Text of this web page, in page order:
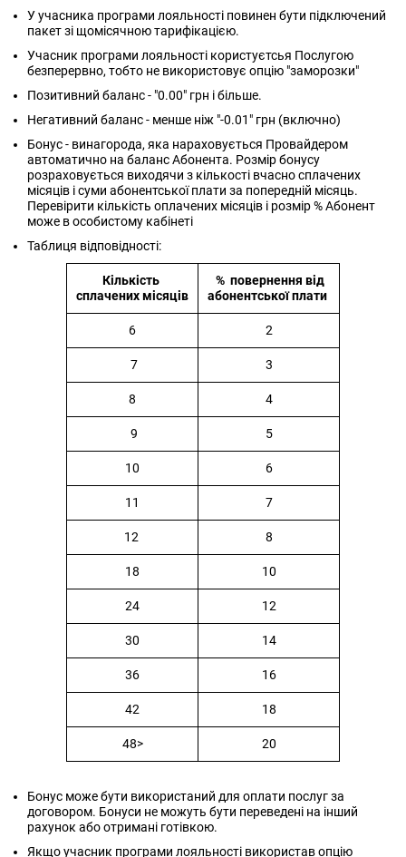
У учасника програми лояльності повинен бути підключений
пакет зі щомісячною тарифікацією.
Учасник програми лояльності користуєтсья Послугою
безперервно, тобто не використовує опцію "заморозки"
Позитивний баланс - "0.00" грн і більше.
Негативний баланс - менше ніж "-0.01" грн (включно)
Бонус - винагорода, яка нараховується Провайдером
автоматично на баланс Абонента. Розмір бонусу
розраховується виходячи з кількості вчасно сплачених
місяців і суми абонентської плати за попередній місяць.
Перевірити кількість оплачених місяців і розмір % Абонент
може в особистому кабінеті
Таблиця відповідності:
Кількість
сплачених місяців
% повернення від
абонентської плати
6 2
7 3
8 4
9 5
10 6
11 7
12 8
18 10
24 12
30 14
36 16
42 18
48> 20
Бонус може бути використаний для оплати послуг за
договором. Бонуси не можуть бути переведені на інший
рахунок або отримані готівкою.
Якщо учасник програми лояльності використав опцію